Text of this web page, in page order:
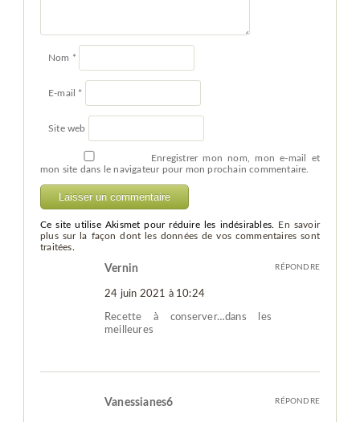
Nom *
E-mail *
Site web
Enregistrer mon nom, mon e-mail et
mon site dans le navigateur pour mon prochain commentaire.
Ce site utilise Akismet pour réduire les indésirables. En savoir
plus sur la façon dont les données de vos commentaires sont
traitées.
Vernin
24 juin 2021 à 10:24
Recette à conserver…dans les
meilleures
RÉPONDRE
Vanessianes6 RÉPONDRE